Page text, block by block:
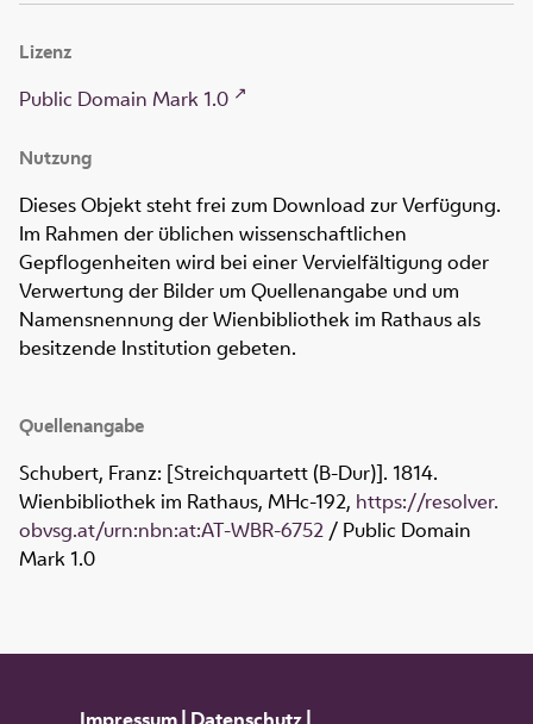
Lizenz
Public Domain Mark 1.0
Nutzung
Dieses Objekt steht frei zum Download zur Verfügung.
Im Rahmen der üblichen wissenschaftlichen
Gepflogenheiten wird bei einer Vervielfältigung oder
Verwertung der Bilder um Quellenangabe und um
Namensnennung der Wienbibliothek im Rathaus als
besitzende Institution gebeten.
Quellenangabe
Schubert, Franz: [Streichquartett (B-Dur)]. 1814.
Wienbibliothek im Rathaus, MHc-192, https://resolver.
obvsg.at/urn:nbn:at:AT-WBR-6752 / Public Domain
Mark 1.0
Impressum| Datenschutz|